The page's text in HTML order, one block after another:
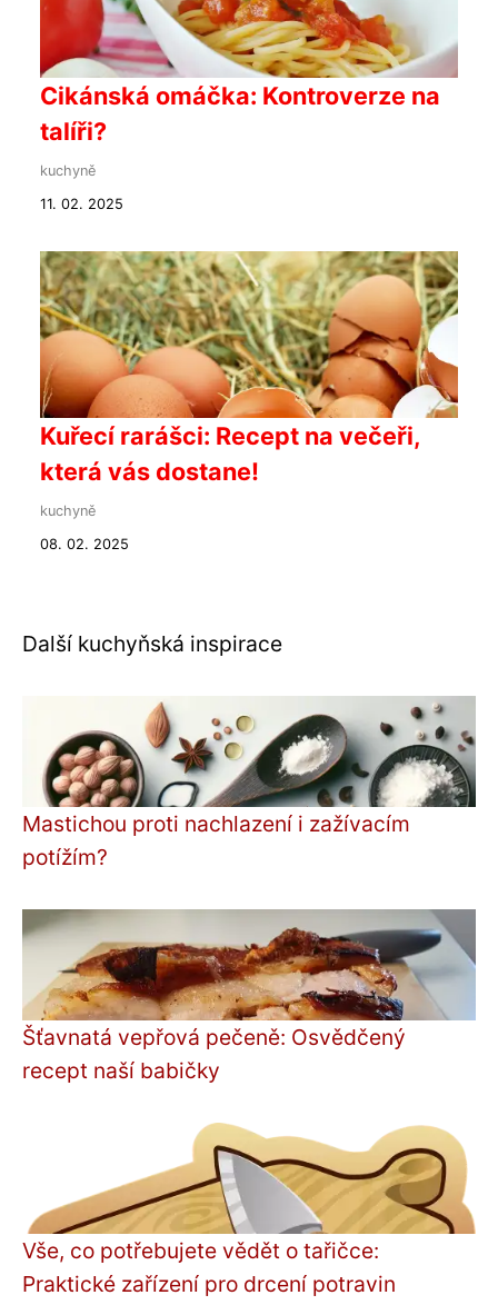
Cikánská omáčka: Kontroverze na
talíři?
kuchyně
11. 02. 2025
Kuřecí rarášci: Recept na večeři,
která vás dostane!
kuchyně
08. 02. 2025
Další kuchyňská inspirace
Mastichou proti nachlazení i zažívacím
potížím?
Šťavnatá vepřová pečeně: Osvědčený
recept naší babičky
Vše, co potřebujete vědět o tařičce:
Praktické zařízení pro drcení potravin